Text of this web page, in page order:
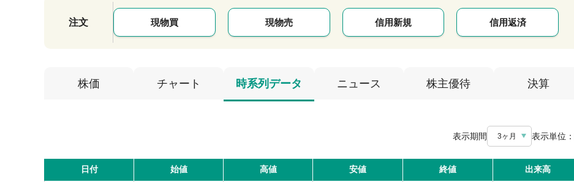
注文 現物買 現物売 信用新規 信用返済
株価 チャート 時系列データ ニュース 株主優待 決算
表示期間 3ヶ月 表示単位：
日付 始値 高値 安値 終値 出来高